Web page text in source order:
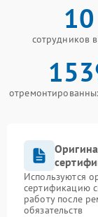
10
сотрудников
Используются
сертификацию
работу после
обязательств